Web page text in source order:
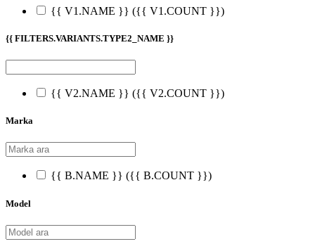
{{ V1.NAME }} ({{ V1.COUNT }})
{{ FILTERS.VARIANTS.TYPE2_NAME }}
{{ V2.NAME }} ({{ V2.COUNT }})
Marka
{{ B.NAME }} ({{ B.COUNT }})
Model